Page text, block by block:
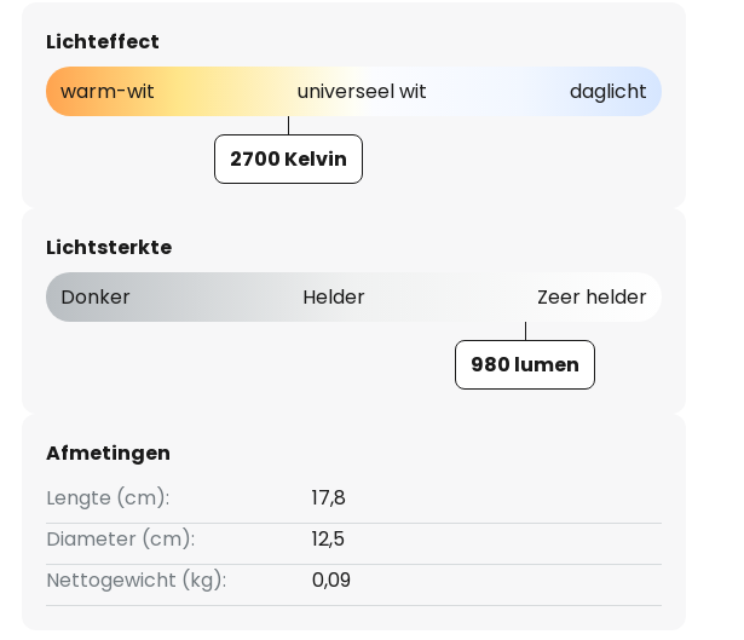
Lichteffect
warm-wit
universeel wit daglicht
2700 Kelvin
Lichtsterkte
Donker
Helder Zeer helder
980 lumen
Afmetingen
Lengte (cm):
17,8
Diameter (cm):
12,5
Nettogewicht (kg):
0,09